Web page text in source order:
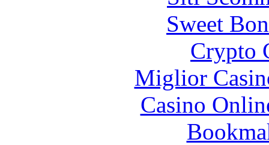
Sweet
Crypto
Miglior
Casino